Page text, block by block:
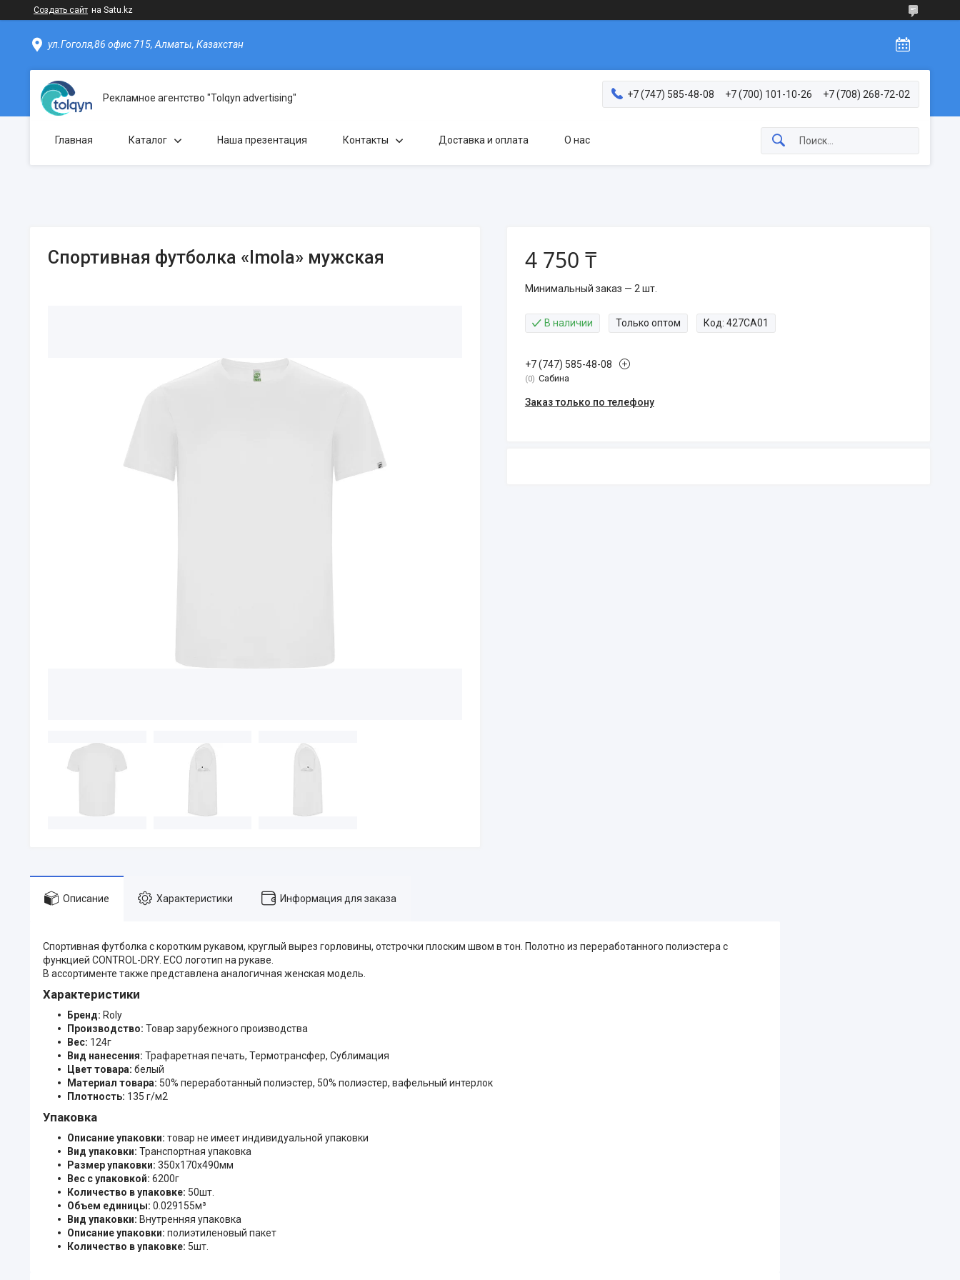
Создать сайт на Satu.kz
ул.Гоголя,86 офис 715, Алматы, Казахстан
Рекламное агентство "Tolqyn advertising" +7 (747) 585-48-08 +7 (700) 101-10-26 +7 (708) 268-72-02
Главная Каталог Наша презентация Контакты Доставка и оплата О нас
Спортивная футболка «Imola» мужская 4 750 ₸
Минимальный заказ — 2 шт.
В наличии Только оптом Код: 427CA01
+7 (747) 585-48-08
0 Сабина
Заказ только по телефону
Описание Характеристики Информация для заказа
Спортивная футболка с коротким рукавом, круглый вырез горловины, отстрочки плоским швом в тон. Полотно из переработанного полиэстера с
функцией CONTROL-DRY. ECO логотип на рукаве.
В ассортименте также представлена аналогичная женская модель.
Характеристики
Бренд: Roly
Производство: Товар зарубежного производства
Вес: 124г
Вид нанесения: Трафаретная печать, Термотрансфер, Сублимация
Цвет товара: белый
Материал товара: 50% переработанный полиэстер, 50% полиэстер, вафельный интерлок
Плотность: 135 г/м2
Упаковка
Описание упаковки: товар не имеет индивидуальной упаковки
Вид упаковки: Транспортная упаковка
Размер упаковки: 350x170x490мм
Вес с упаковкой: 6200г
Количество в упаковке: 50шт.
Объем единицы: 0.029155м³
Вид упаковки: Внутренняя упаковка
Описание упаковки: полиэтиленовый пакет
Количество в упаковке: 5шт.